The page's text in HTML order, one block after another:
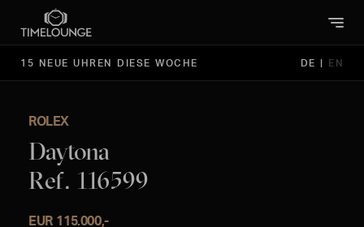
15 NEUE UHREN DIESE WOCHE DE | EN
ROLEX
Daytona
Ref. 116599
EUR 115.000,-